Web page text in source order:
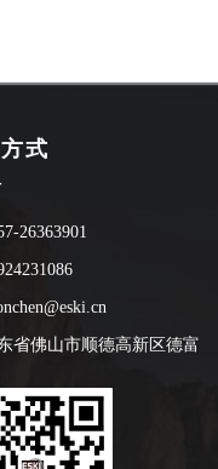
式
26363901
省佛山市顺德高新区德富